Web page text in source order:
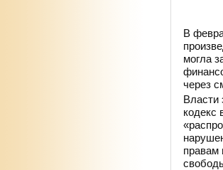
В
могла
через
Власти
кодекс
правам